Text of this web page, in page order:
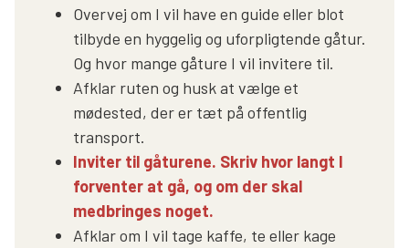
Overvej om I vil have en guide eller blot
tilbyde en hyggelig og uforpligtende gåtur.
Og hvor mange gåture I vil invitere til.
Afklar ruten og husk at vælge et
mødested, der er tæt på offentlig
transport.
Inviter til gåturene. Skriv hvor langt I
forventer at gå, og om der skal
medbringes noget.
Afklar om I vil tage kaffe, te eller kage